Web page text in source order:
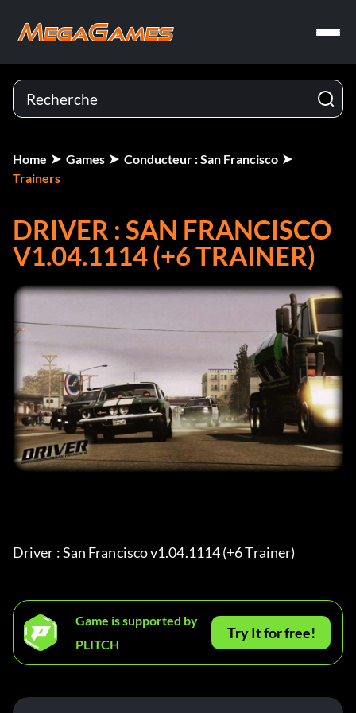
Home Games
Conducteur : San Francisco
Trainers
DRIVER : SAN FRANCISCO
V1.04.1114 (+6 TRAINER)
Driver : San Francisco v1.04.1114 (+6 Trainer)
Game is supported by
PLITCH
Try It for free!